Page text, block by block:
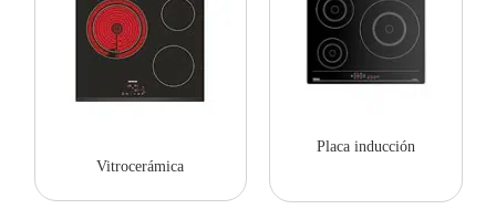
Vitrocerámica
Placa inducción